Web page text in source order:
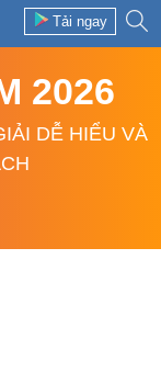
Tải ngay
2026
DỄ HIỂU VÀ